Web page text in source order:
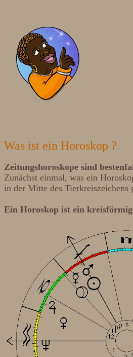
Was ist ein Horoskop ?
Zeitungshoroskope sind
Zunächst einmal, was ein
in der Mitte des Tierkreiszeichens
Ein Horoskop ist ein